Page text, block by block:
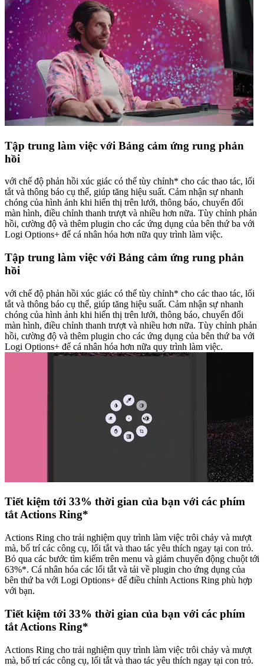
Tập trung làm việc với Bảng cảm ứng rung phản
hồi
với chế độ phản hồi xúc giác có thể tùy chỉnh* cho các thao tác, lối
tắt và thông báo cụ thể, giúp tăng hiệu suất. Cảm nhận sự nhanh
chóng của hình ảnh khi hiển thị trên lưới, thông báo, chuyển đổi
màn hình, điều chỉnh thanh trượt và nhiều hơn nữa. Tùy chỉnh phản
hồi, cường độ và thêm plugin cho các ứng dụng của bên thứ ba với
Logi Options+ để cá nhân hóa hơn nữa quy trình làm việc.
Tập trung làm việc với Bảng cảm ứng rung phản
hồi
với chế độ phản hồi xúc giác có thể tùy chỉnh* cho các thao tác, lối
tắt và thông báo cụ thể, giúp tăng hiệu suất. Cảm nhận sự nhanh
chóng của hình ảnh khi hiển thị trên lưới, thông báo, chuyển đổi
màn hình, điều chỉnh thanh trượt và nhiều hơn nữa. Tùy chỉnh phản
hồi, cường độ và thêm plugin cho các ứng dụng của bên thứ ba với
Logi Options+ để cá nhân hóa hơn nữa quy trình làm việc.
Tiết kiệm tới 33% thời gian của bạn với các phím
tắt Actions Ring*
Actions Ring cho trải nghiệm quy trình làm việc trôi chảy và mượt
mà, bố trí các công cụ, lối tắt và thao tác yêu thích ngay tại con trỏ.
Bỏ qua các bước tìm kiếm trên menu và giảm chuyển động chuột tới
63%*. Cá nhân hóa các lối tắt và tải về plugin cho ứng dụng của
bên thứ ba với Logi Options+ để điều chỉnh Actions Ring phù hợp
với bạn.
Tiết kiệm tới 33% thời gian của bạn với các phím
tắt Actions Ring*
Actions Ring cho trải nghiệm quy trình làm việc trôi chảy và mượt
mà, bố trí các công cụ, lối tắt và thao tác yêu thích ngay tại con trỏ.